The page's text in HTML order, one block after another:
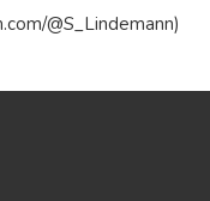
@S_Lindemann)